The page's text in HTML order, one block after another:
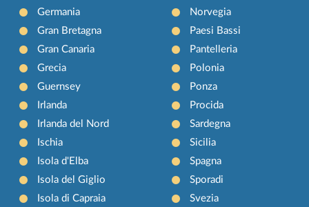
Germania
Gran Bretagna
Gran Canaria
Grecia
Guernsey
Irlanda
Irlanda del Nord
Ischia
Isola d'Elba
Isola del Giglio
Isola di Capraia
Norvegia
Paesi Bassi
Pantelleria
Polonia
Ponza
Procida
Sardegna
Sicilia
Spagna
Sporadi
Svezia